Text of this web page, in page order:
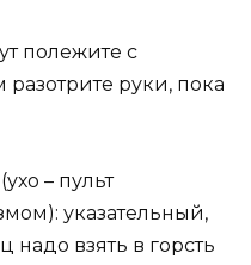
полежите с
руки, пока
– пульт
указательный,
взять в горсть